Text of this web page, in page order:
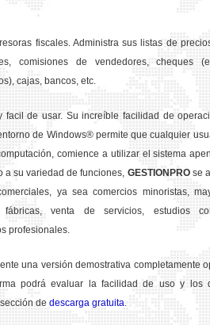
fiscales. Administra sus listas de
comisiones de vendedores, cheques
cajas, bancos, etc.
facil de usar. Su increíble facilidad de
de Windows® permite que cualquier
comience a utilizar el sistema
a su variedad de funciones, GESTION PROse
ya sea comercios minoristas,
fábricas, venta de servicios, estudios
profesionales.
una versión demostrativa completamente
podrá evaluar la facilidad de uso y los
de descarga gratuita.